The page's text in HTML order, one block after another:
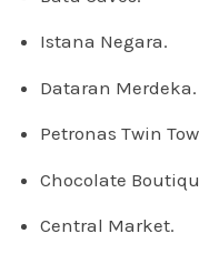
Istana Negara.
Dataran Merdeka.
Petronas Twin
Chocolate
Central Market.